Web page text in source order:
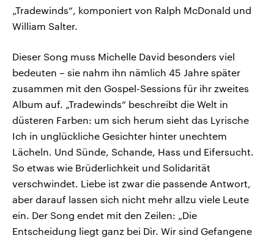
„Tradewinds“, komponiert von Ralph McDonald und
William Salter.
Dieser Song muss Michelle David besonders viel
bedeuten – sie nahm ihn nämlich 45 Jahre später
zusammen mit den Gospel-Sessions für ihr zweites
Album auf. „Tradewinds“ beschreibt die Welt in
düsteren Farben: um sich herum sieht das Lyrische
Ich in unglückliche Gesichter hinter unechtem
Lächeln. Und Sünde, Schande, Hass und Eifersucht.
So etwas wie Brüderlichkeit und Solidarität
verschwindet. Liebe ist zwar die passende Antwort,
aber darauf lassen sich nicht mehr allzu viele Leute
ein. Der Song endet mit den Zeilen: „Die
Entscheidung liegt ganz bei Dir. Wir sind Gefangene